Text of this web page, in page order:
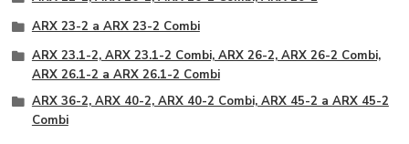
ARX 23-2 a ARX 23-2 Combi
ARX 23.1-2, ARX 23.1-2 Combi, ARX 26-2, ARX 26-2 Combi,
ARX 26.1-2 a ARX 26.1-2 Combi
ARX 36-2, ARX 40-2, ARX 40-2 Combi, ARX 45-2 a ARX 45-2
Combi